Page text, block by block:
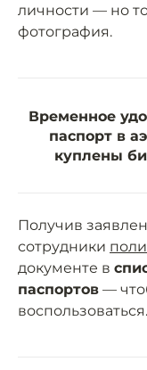
личности — но
фотография.
Временное
паспорт в
куплены
Получив
сотрудники
документе в
паспортов —
воспользоваться.